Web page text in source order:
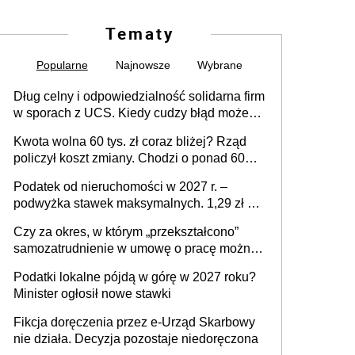
Tematy
Popularne Najnowsze Wybrane
Dług celny i odpowiedzialność solidarna firm
w sporach z UCS. Kiedy cudzy błąd może
Kwota wolna 60 tys. zł coraz bliżej? Rząd
policzył koszt zmiany. Chodzi o ponad 60
Podatek od nieruchomości w 2027 r. –
podwyżka stawek maksymalnych. 1,29 zł za
budynków i lokali związanych z
prowadzeniem działalności gospodarczej
Czy za okres, w którym „przekształcono”
samozatrudnienie w umowę o pracę można
umowy cywilnoprawnej jedynym
racjonalnym wyjściem
Podatki lokalne pójdą w górę w 2027 roku?
Minister ogłosił nowe stawki
Fikcja doręczenia przez e-Urząd Skarbowy
nie działa. Decyzja pozostaje niedoręczona